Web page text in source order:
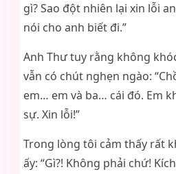
gì? Sao đột nhiên lại xin lỗi
nói cho anh biết đi.”
Anh Thư tuy rằng không
vẫn có chút nghẹn ngào:
em… em và ba… cái đó. Em
sự. Xin lỗi!”
Trong lòng tôi cảm thấy rất
ấy: “Gì?! Không phải chứ!